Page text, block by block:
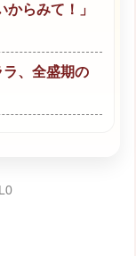
からみて！」
ラ、全盛期の